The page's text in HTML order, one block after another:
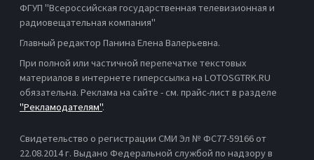
ФГУП "Всероссийская государственная телевизионная и
радиовещательная компания"
Главный редактор Панина Елена Валерьевна.
При полной или частичной перепечатке текстовых
материалов в интернете гиперссылка на LOTOSGTRK.RU
обязательна. Реклама на сайте - см. прайс-лист в разделе
"Рекламодателям".
Свидетельство о регистрации СМИ Эл № ФС77-59166 от
22.08.2014 г. Выдано Федеральной службой по надзору в